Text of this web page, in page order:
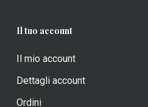
Il tuo account
Il mio account
Dettagli account
Ordini